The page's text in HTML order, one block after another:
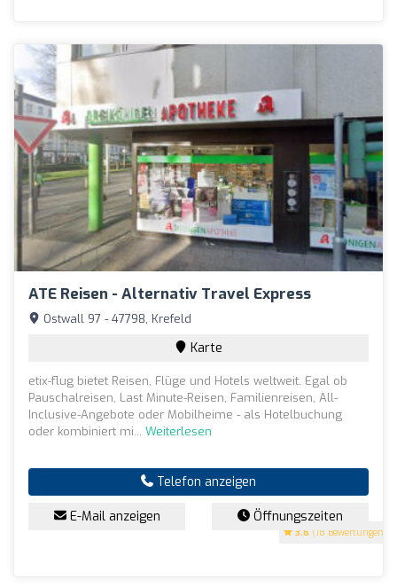
ATE Reisen - Alternativ Travel Express
3.6 (18 Bewertungen)
Ostwall 97 - 47798, Krefeld
Karte
etix-flug bietet Reisen, Flüge und Hotels weltweit. Egal ob
Pauschalreisen, Last Minute-Reisen, Familienreisen, All-
Inclusive-Angebote oder Mobilheime - als Hotelbuchung
oder kombiniert mi... Weiterlesen
Telefon anzeigen
E-Mail anzeigen Öffnungszeiten